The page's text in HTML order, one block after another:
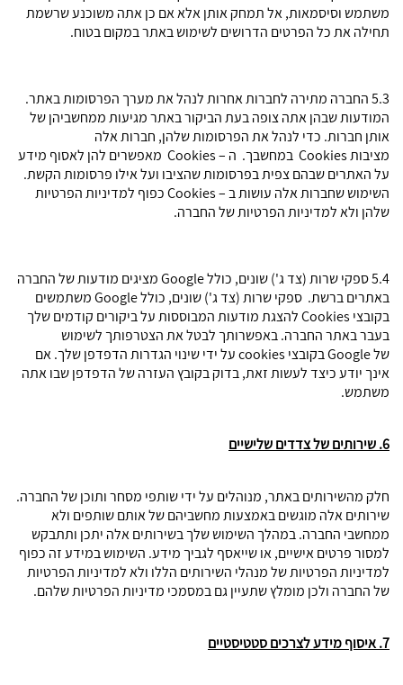
משתמש וסיסמאות, אל תמחק אותן אלא אם כן אתה משוכנע שרשמת
תחילה את כל הפרטים הדרושים לשימוש באתר במקום בטוח.
5.3 החברה מתירה לחברות אחרות לנהל את מערך הפרסומות באתר.
המודעות שבהן אתה צופה בעת הביקור באתר מגיעות ממחשביהן של
אותן חברות. כדי לנהל את הפרסומות שלהן, חברות אלה
מציבות Cookies במחשבך. ה – Cookies מאפשרים להן לאסוף מידע
על האתרים שבהם צפית בפרסומות שהציבו ועל אילו פרסומות הקשת.
השימוש שחברות אלה עושות ב – Cookies כפוף למדיניות הפרטיות
שלהן ולא למדיניות הפרטיות של החברה.
5.4 ספקי שרות (צד ג') שונים, כולל Google מציגים מודעות של החברה
באתרים ברשת. ספקי שרות (צד ג') שונים, כולל Google משתמשים
בקובצי Cookies להצגת מודעות המבוססות על ביקורים קודמים שלך
בעבר באתר החברה. באפשרותך לבטל את הצטרפותך לשימוש
של Google בקובצי cookies על ידי שינוי הגדרות הדפדפן שלך. אם
אינך יודע כיצד לעשות זאת, בדוק בקובץ העזרה של הדפדפן שבו אתה
משתמש.
6. שירותים של צדדים שלישיים
חלק מהשירותים באתר, מנוהלים על ידי שותפי מסחר ותוכן של החברה.
שירותים אלה מוגשים באמצעות מחשביהם של אותם שותפים ולא
ממחשבי החברה. במהלך השימוש שלך בשירותים אלה יתכן ותתבקש
למסור פרטים אישיים, או שייאסף לגביך מידע. השימוש במידע זה כפוף
למדיניות הפרטיות של מנהלי השירותים הללו ולא למדיניות הפרטיות
של החברה ולכן מומלץ שתעיין גם במסמכי מדיניות הפרטיות שלהם.
7. איסוף מידע לצרכים סטטיסטיים